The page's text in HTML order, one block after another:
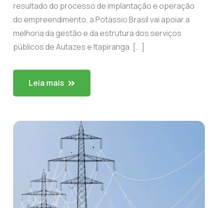
resultado do processo de implantação e operação
do empreendimento, a Potássio Brasil vai apoiar a
melhoria da gestão e da estrutura dos serviços
públicos de Autazes e Itapiranga. [...]
Leia mais